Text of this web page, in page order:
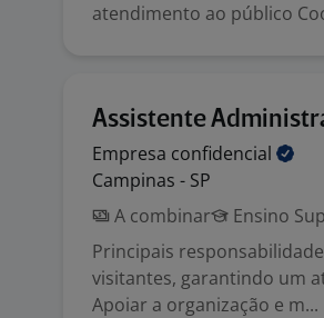
atendimento ao público
Assistente
Empresa confidencial
Campinas - SP
A combinar
Ensino
Principais
visitantes, garantindo um
Apoiar a organização e m...